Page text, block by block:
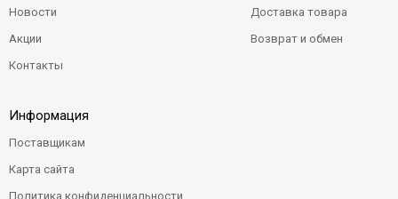
Новости
Акции
Контакты
Доставка товара
Возврат и обмен
Информация
Поставщикам
Карта сайта
Политика конфиденциальности